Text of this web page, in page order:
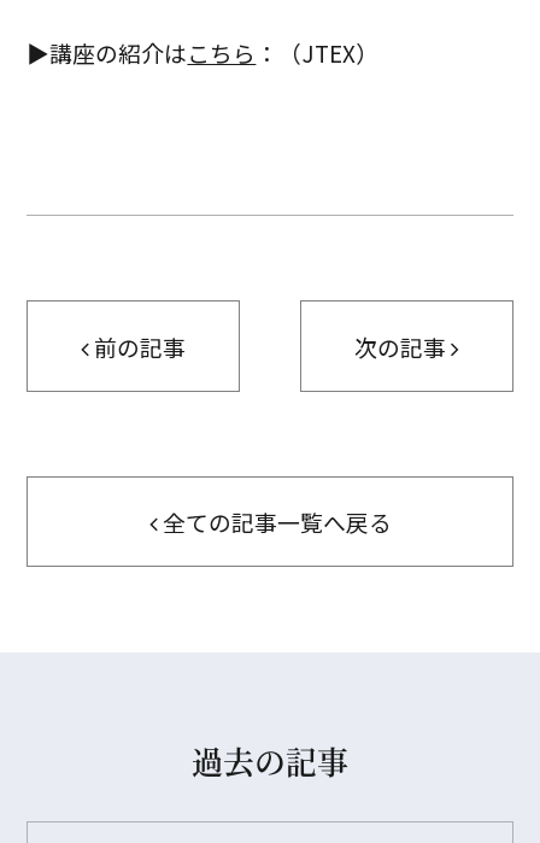
▶講座の紹介はこちら ：（JTEX）
前の記事 次の記事
全ての記事一覧へ戻る
過去の記事